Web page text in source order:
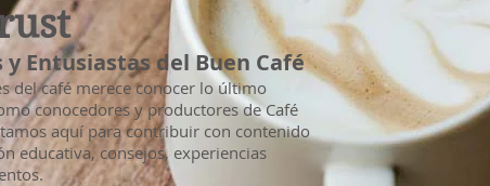
y Entusiastas del Buen Café
del café merece conocer lo último
conocedores y productores de Café
aquí para contribuir con contenido
educativa, consejos, experiencias